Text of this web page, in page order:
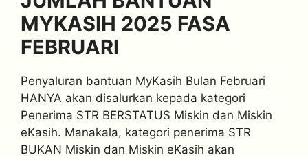
MYKASIH 2025 FASA
FEBRUARI
Penyaluran bantuan MyKasih Bulan Februari
HANYA akan disalurkan kepada kategori
Penerima STR BERSTATUS Miskin dan Miskin
eKasih. Manakala, kategori penerima STR
BUKAN Miskin dan Miskin eKasih akan